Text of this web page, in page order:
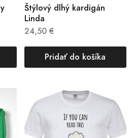
Štýlový dlhý kardigán
Linda
24,50 €
Pridať do košíka